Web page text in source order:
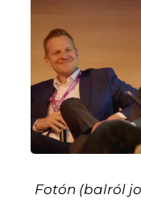
Fotón (balról